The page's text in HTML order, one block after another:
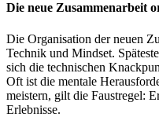
Die neue Zusammenarbeit
Die Organisation der neuen
Technik und Mindset.
sich die technischen
Oft ist die mentale
meistern, gilt die Faustregel:
Erlebnisse.